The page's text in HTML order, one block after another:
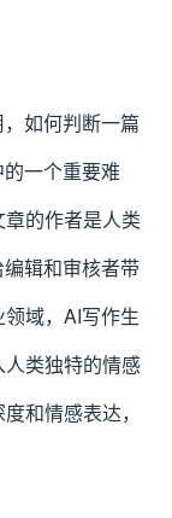
如何判断一篇
一个重要难
的作者是人类
辑和审核者带
域，AI写作生
类独特的情感
和情感表达，